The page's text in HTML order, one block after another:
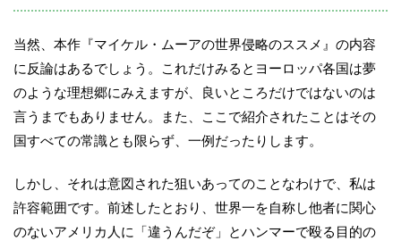
当然、本作『マイケル・ムーアの世界侵略のススメ』の内容
に反論はあるでしょう。これだけみるとヨーロッパ各国は夢
のような理想郷にみえますが、良いところだけではないのは
言うまでもありません。また、ここで紹介されたことはその
国すべての常識とも限らず、一例だったりします。
しかし、それは意図された狙いあってのことなわけで、私は
許容範囲です。前述したとおり、世界一を自称し他者に関心
のないアメリカ人に「違うんだぞ」とハンマーで殴る目的の